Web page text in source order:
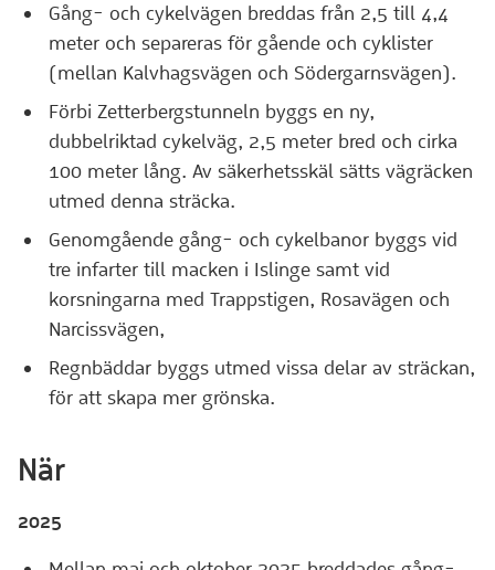
Gång- och cykelvägen breddas från 2,5 till 4,4
meter och separeras för gående och cyklister
(mellan Kalvhagsvägen och Södergarnsvägen).
Förbi Zetterbergstunneln byggs en ny,
dubbelriktad cykelväg, 2,5 meter bred och cirka
100 meter lång. Av säkerhetsskäl sätts vägräcken
utmed denna sträcka.
Genomgående gång- och cykelbanor byggs vid
tre infarter till macken i Islinge samt vid
korsningarna med Trappstigen, Rosavägen och
Narcissvägen,
Regnbäddar byggs utmed vissa delar av sträckan,
för att skapa mer grönska.
När
2025